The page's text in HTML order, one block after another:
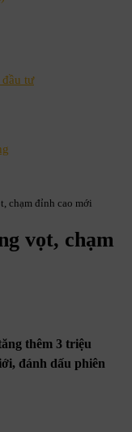
tư
chạm đỉnh cao mới
vọt, chạm
thêm 3 triệu
đánh dấu phiên